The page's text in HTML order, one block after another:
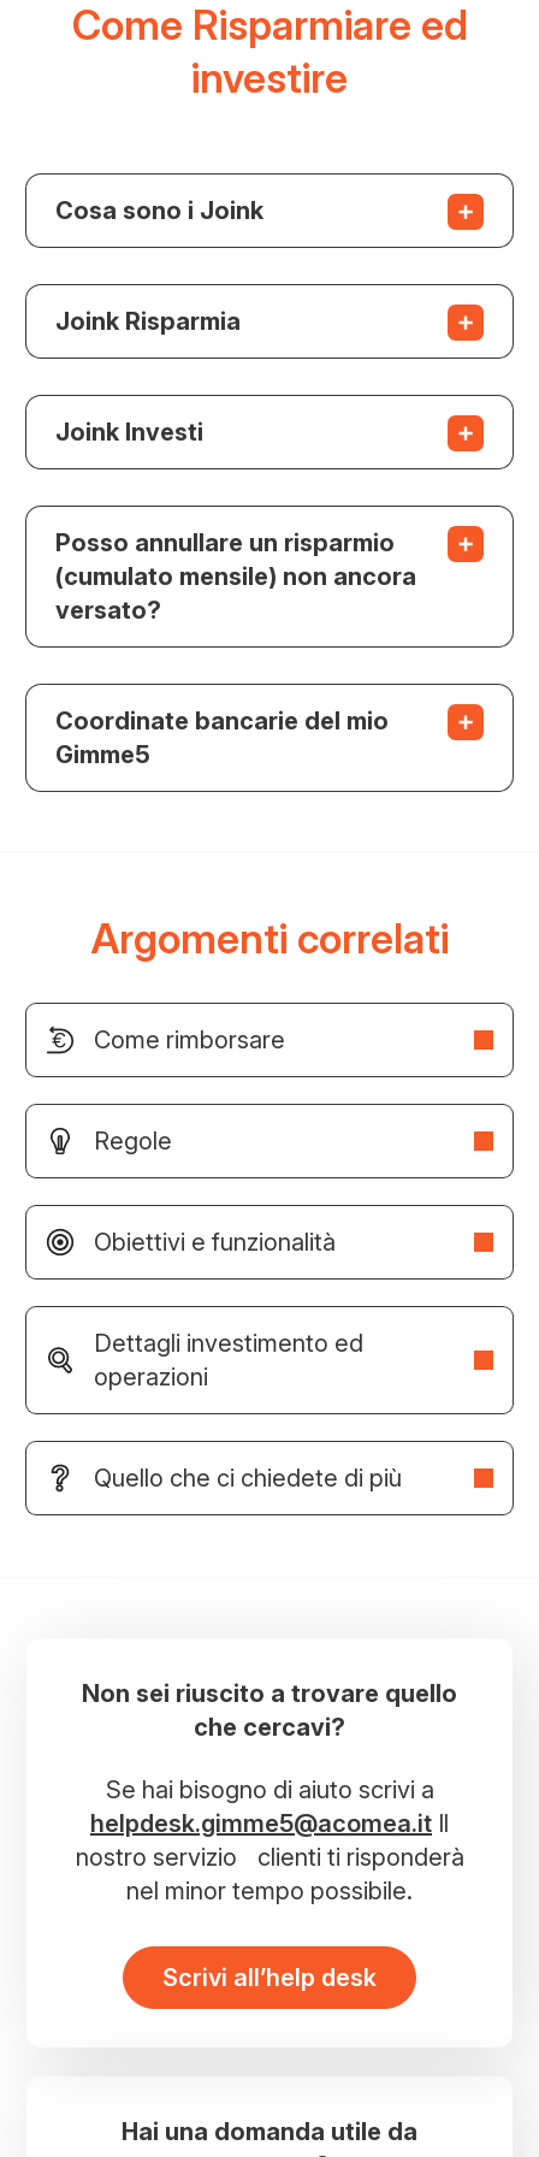
Come Risparmiare ed
investire
Cosa sono i Joink
Joink Risparmia
Joink Investi
Posso annullare un risparmio
(cumulato mensile) non ancora
versato?
Coordinate bancarie del mio
Gimme5
Argomenti correlati
Come rimborsare
Regole
Obiettivi e funzionalità
Dettagli investimento ed
operazioni
Quello che ci chiedete di più
Non sei riuscito a trovare quello
che cercavi?
Se hai bisogno di aiuto scrivi a
helpdesk.gimme5@acomea.it Il
nostro servizio clienti ti risponderà
nel minor tempo possibile.
Scrivi all’help desk
Hai una domanda utile da